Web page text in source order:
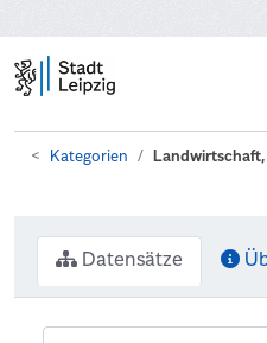
Kategorien Landwirtschaft,
Datensätze